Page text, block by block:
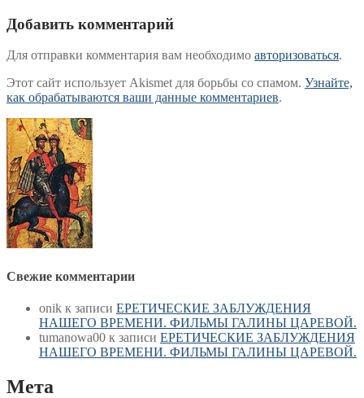
Добавить комментарий
Для отправки комментария вам необходимо авторизоваться.
Этот сайт использует Akismet для борьбы со спамом. Узнайте,
как обрабатываются ваши данные комментариев.
Свежие комментарии
onik к записи ЕРЕТИЧЕСКИЕ ЗАБЛУЖДЕНИЯ
НАШЕГО ВРЕМЕНИ. ФИЛЬМЫ ГАЛИНЫ ЦАРЕВОЙ.
tumanowa00 к записи ЕРЕТИЧЕСКИЕ ЗАБЛУЖДЕНИЯ
НАШЕГО ВРЕМЕНИ. ФИЛЬМЫ ГАЛИНЫ ЦАРЕВОЙ.
Мета